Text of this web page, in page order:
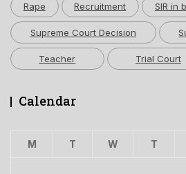
Rape Recruitment SIR in
Supreme Court Decision
Teacher Trial Court
Calendar
M T W T